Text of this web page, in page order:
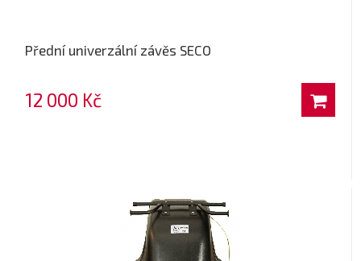
Přední univerzální závěs SECO
12 000 Kč